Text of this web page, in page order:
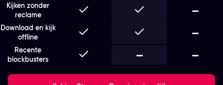
Kijken zonder
reclame
Inbegrepen Inbegrepen Niet
—
Download en kijk
offline
Inbegrepen Inbegrepen Niet
—
Recente
blockbusters
Inbegrepen Niet inbegrepen
— Niet
—